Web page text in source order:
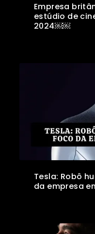
Empresa
estúdio de
2024￼￼
Tesla: Robô
da empresa